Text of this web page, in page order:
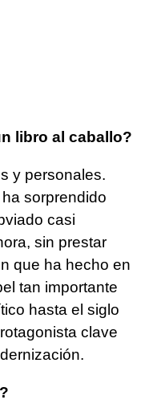
libro al caballo?
y personales.
sorprendido
casi
sin prestar
que ha hecho en
tan importante
hasta el siglo
clave